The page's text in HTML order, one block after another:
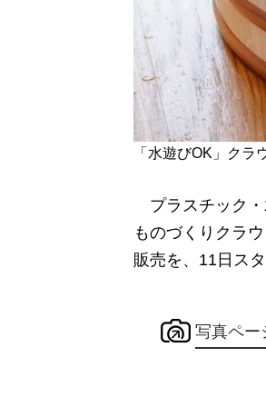
「水遊びOK」クラ
プラスチック・
ものづくりクラ
販売を、11日ス
写真ペー